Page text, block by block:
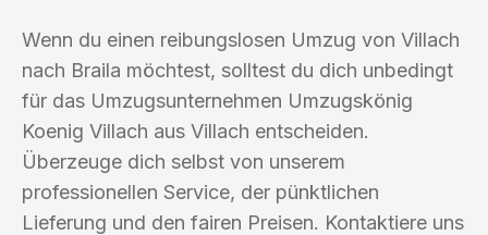
Wenn du einen reibungslosen Umzug von Villach
nach Braila möchtest, solltest du dich unbedingt
für das Umzugsunternehmen Umzugskönig
Koenig Villach aus Villach entscheiden.
Überzeuge dich selbst von unserem
professionellen Service, der pünktlichen
Lieferung und den fairen Preisen. Kontaktiere uns